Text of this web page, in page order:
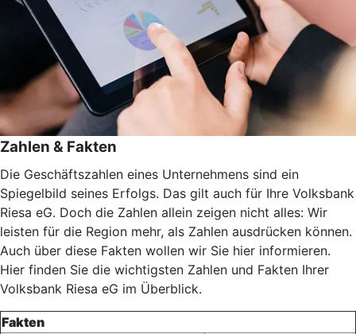
Zahlen & Fakten
Die Geschäftszahlen eines Unternehmens sind ein
Spiegelbild seines Erfolgs. Das gilt auch für Ihre Volksbank
Riesa eG. Doch die Zahlen allein zeigen nicht alles: Wir
leisten für die Region mehr, als Zahlen ausdrücken können.
Auch über diese Fakten wollen wir Sie hier informieren.
Hier finden Sie die wichtigsten Zahlen und Fakten Ihrer
Volksbank Riesa eG im Überblick.
Fakten